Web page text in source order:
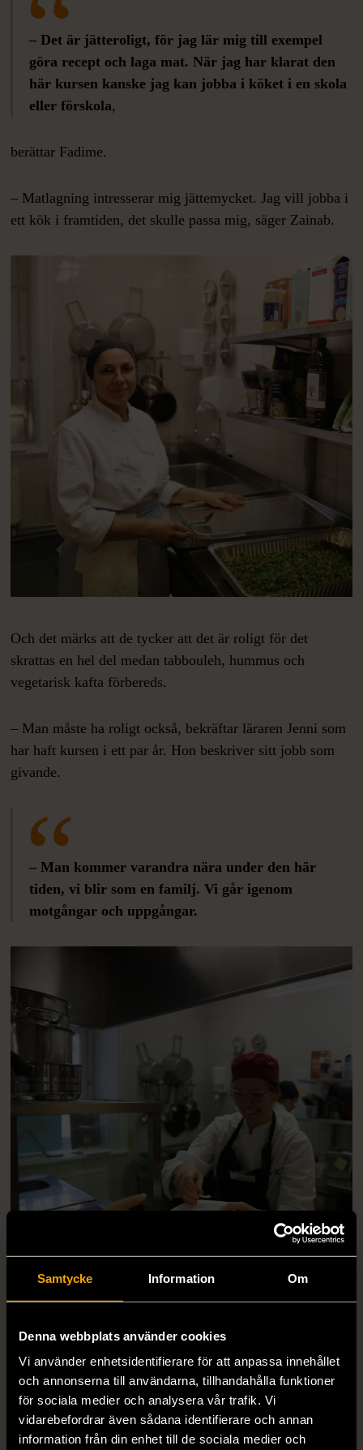
Samtycke Information Om
Denna webbplats använder cookies
Vi använder enhetsidentifierare för att anpassa innehållet
och annonserna till användarna, tillhandahålla funktioner
för sociala medier och analysera vår trafik. Vi
vidarebefordrar även sådana identifierare och annan
information från din enhet till de sociala medier och
– Det är jätteroligt, för jag lär mig till exempel
göra recept och laga mat. När jag har klarat den
här kursen kanske jag kan jobba i köket i en skola
eller förskola,
berättar Fadime.
– Matlagning intresserar mig jättemycket. Jag vill jobba i
ett kök i framtiden, det skulle passa mig, säger Zainab.
Och det märks att de tycker att det är roligt för det
skrattas en hel del medan tabbouleh, hummus och
vegetarisk kafta förbereds.
– Man måste ha roligt också, bekräftar läraren Jenni som
har haft kursen i ett par år. Hon beskriver sitt jobb som
givande.
– Man kommer varandra nära under den här
tiden, vi blir som en familj. Vi går igenom
motgångar och uppgångar.
Svenska med inriktning restaurang är en 1-årig
folkhögskolekurs där studier i svenska kombineras med
en utbildning inom restaurang. Målsättningen är att
komma ut i arbetslivet som restaurang- eller köksbiträde.
– Det är olika nivåer på svenskan och för vissa är det